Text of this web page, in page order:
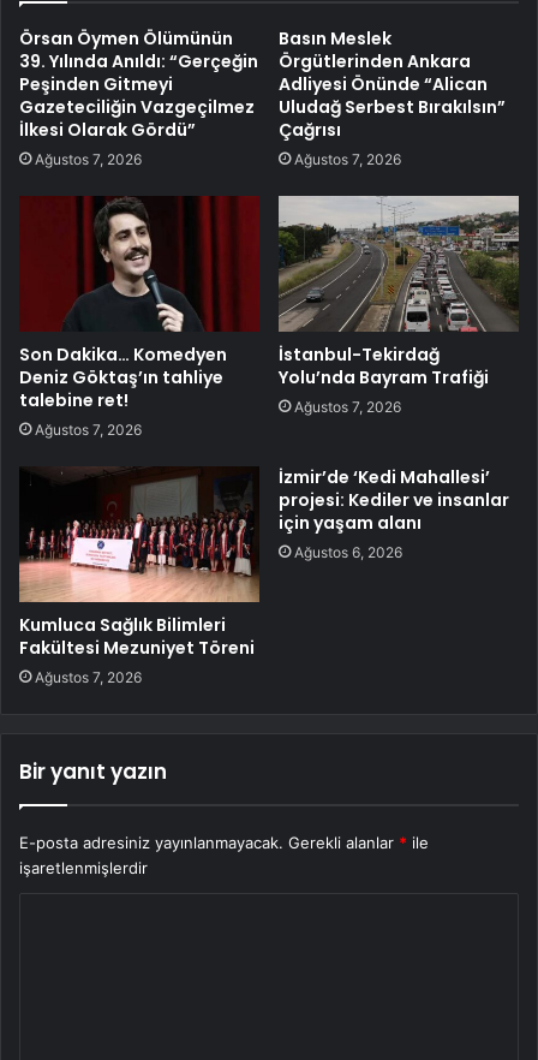
Örsan Öymen Ölümünün
39. Yılında Anıldı: “Gerçeğin
Peşinden Gitmeyi
Gazeteciliğin Vazgeçilmez
İlkesi Olarak Gördü”
Ağustos 7, 2026
Basın Meslek
Örgütlerinden Ankara
Adliyesi Önünde “Alican
Uludağ Serbest Bırakılsın”
Çağrısı
Ağustos 7, 2026
Son Dakika… Komedyen
Deniz Göktaş’ın tahliye
talebine ret!
Ağustos 7, 2026
İstanbul-Tekirdağ
Yolu’nda Bayram Trafiği
Ağustos 7, 2026
Kumluca Sağlık Bilimleri
Fakültesi Mezuniyet Töreni
Ağustos 7, 2026
İzmir’de ‘Kedi Mahallesi’
projesi: Kediler ve insanlar
için yaşam alanı
Ağustos 6, 2026
Bir yanıt yazın
E-posta adresiniz yayınlanmayacak. Gerekli alanlar * ile
işaretlenmişlerdir